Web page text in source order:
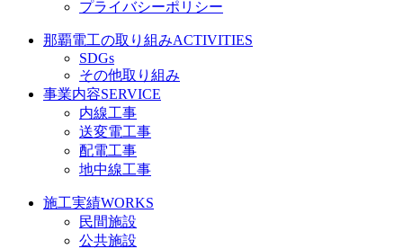
プライバシーポリシー
那覇電工の取り組みACTIVITIES
SDGs
その他取り組み
事業内容SERVICE
内線工事
送変電工事
配電工事
地中線工事
施工実績WORKS
民間施設
公共施設